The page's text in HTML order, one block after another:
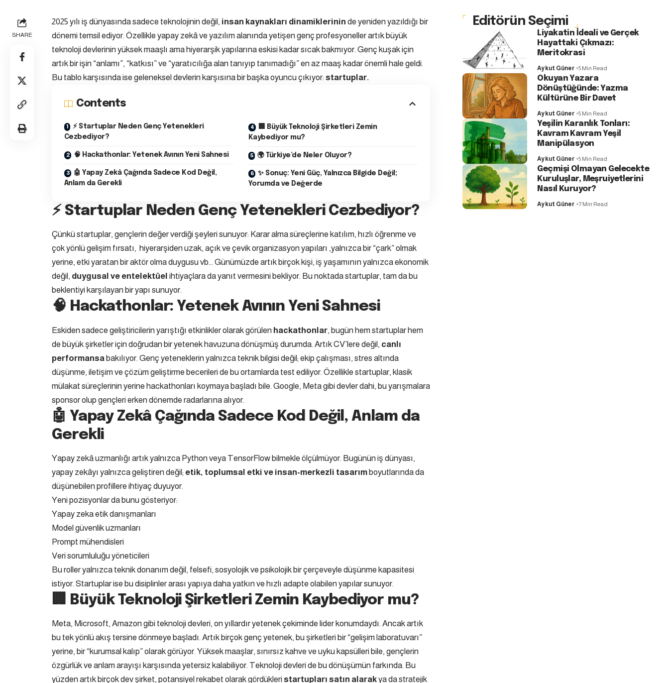
SHARE
2025 yılı iş dünyasında sadece teknolojinin değil, insan kaynakları dinamiklerinin de yeniden yazıldığı bir
dönemi temsil ediyor. Özellikle yapay zekâ ve yazılım alanında yetişen genç profesyoneller artık büyük
teknoloji devlerinin yüksek maaşlı ama hiyerarşik yapılarına eskisi kadar sıcak bakmıyor. Genç kuşak için
artık bir işin “anlamı”, “katkısı” ve “yaratıcılığa alan tanıyıp tanımadığı” en az maaş kadar önemli hale geldi.
Bu tablo karşısında ise geleneksel devlerin karşısına bir başka oyuncu çıkıyor: startuplar.
Contents
⚡ Startuplar Neden Genç Yetenekleri
Cezbediyor?
🧠 Hackathonlar: Yetenek Avının Yeni Sahnesi
🤖 Yapay Zekâ Çağında Sadece Kod Değil,
Anlam da Gerekli
🏢 Büyük Teknoloji Şirketleri Zemin
Kaybediyor mu?
🌍 Türkiye’de Neler Oluyor?
✨ Sonuç: Yeni Güç, Yalnızca Bilgide Değil;
Yorumda ve Değerde
⚡ Startuplar Neden Genç Yetenekleri Cezbediyor?
Çünkü startuplar, gençlerin değer verdiği şeyleri sunuyor: Karar alma süreçlerine katılım, hızlı öğrenme ve
çok yönlü gelişim fırsatı, hiyerarşiden uzak, açık ve çevik organizasyon yapıları ,yalnızca bir “çark” olmak
yerine, etki yaratan bir aktör olma duygusu vb… Günümüzde artık birçok kişi, iş yaşamının yalnızca ekonomik
değil, duygusal ve entelektüel ihtiyaçlara da yanıt vermesini bekliyor. Bu noktada startuplar, tam da bu
beklentiyi karşılayan bir yapı sunuyor.
🧠 Hackathonlar: Yetenek Avının Yeni Sahnesi
Eskiden sadece geliştiricilerin yarıştığı etkinlikler olarak görülen hackathonlar, bugün hem startuplar hem
de büyük şirketler için doğrudan bir yetenek havuzuna dönüşmüş durumda. Artık CV’lere değil, canlı
performansa bakılıyor. Genç yeteneklerin yalnızca teknik bilgisi değil; ekip çalışması, stres altında
düşünme, iletişim ve çözüm geliştirme becerileri de bu ortamlarda test ediliyor. Özellikle startuplar, klasik
mülakat süreçlerinin yerine hackathonları koymaya başladı bile. Google, Meta gibi devler dahi, bu yarışmalara
sponsor olup gençleri erken dönemde radarlarına alıyor.
🤖 Yapay Zekâ Çağında Sadece Kod Değil, Anlam da
Gerekli
Yapay zekâ uzmanlığı artık yalnızca Python veya TensorFlow bilmekle ölçülmüyor. Bugünün iş dünyası,
yapay zekâyı yalnızca geliştiren değil; etik, toplumsal etki ve insan-merkezli tasarımboyutlarında da
düşünebilen profillere ihtiyaç duyuyor.
Yeni pozisyonlar da bunu gösteriyor:
Yapay zeka etik danışmanları
Model güvenlik uzmanları
Prompt mühendisleri
Veri sorumluluğu yöneticileri
Bu roller yalnızca teknik donanım değil, felsefi, sosyolojik ve psikolojik bir çerçeveyle düşünme kapasitesi
istiyor. Startuplar ise bu disiplinler arası yapıya daha yatkın ve hızlı adapte olabilen yapılar sunuyor.
🏢 Büyük Teknoloji Şirketleri Zemin Kaybediyor mu?
Meta, Microsoft, Amazon gibi teknoloji devleri, on yıllardır yetenek çekiminde lider konumdaydı. Ancak artık
bu tek yönlü akış tersine dönmeye başladı. Artık birçok genç yetenek, bu şirketleri bir “gelişim laboratuvarı”
yerine, bir “kurumsal kalıp” olarak görüyor. Yüksek maaşlar, sınırsız kahve ve uyku kapsülleri bile, gençlerin
özgürlük ve anlam arayışı karşısında yetersiz kalabiliyor. Teknoloji devleri de bu dönüşümün farkında. Bu
yüzden artık birçok dev şirket, potansiyel rekabet olarak gördükleristartupları satın alarakya da stratejik
Editörün Seçimi
Liyakatin İdeali ve Gerçek
Hayattaki Çıkmazı:
Meritokrasi
Aykut Güner 5 Min Read
Okuyan Yazara
Dönüştüğünde: Yazma
Kültürüne Bir Davet
Aykut Güner 5 Min Read
Yeşilin Karanlık Tonları:
Kavram Kavram Yeşil
Manipülasyon
Aykut Güner 5 Min Read
Geçmişi Olmayan Gelecekte
Kuruluşlar, Meşruiyetlerini
Nasıl Kuruyor?
Aykut Güner 7 Min Read